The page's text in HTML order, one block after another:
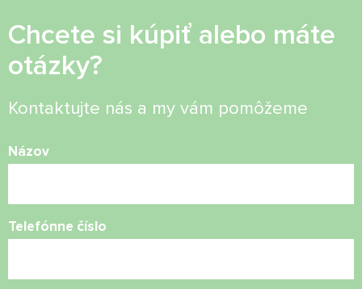
Chcete si kúpiť alebo máte
otázky?
Kontaktujte nás a my vám pomôžeme
Názov
Telefónne číslo